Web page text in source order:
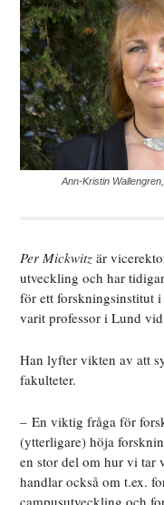
Ann-Kristin
Per Mickwitz är
utveckling och har
för ett forskningsinstitut i
varit professor i Lund
Han lyfter vikten av att
fakulteter.
– En viktig fråga för
(ytterligare) höja
en stor del om hur vi tar
handlar också om t.ex.